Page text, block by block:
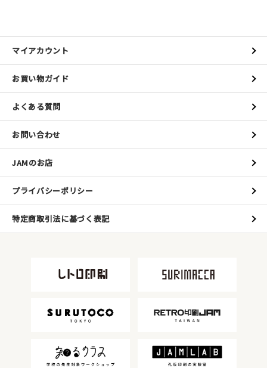
マイアカウント
お買い物ガイド
よくある質問
お問い合わせ
JAMのお店
プライバシーポリシー
特定商取引法に基づく表記